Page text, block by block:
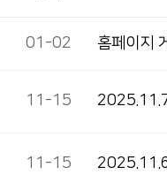
01-02 홈페이지
11-15
11-15